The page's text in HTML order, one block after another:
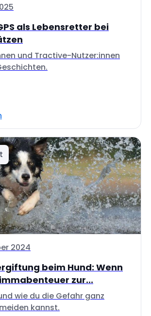
als Lebensretter bei
und Tractive-Nutzer:innen
2024
beim Hund: Wenn
zur...
wie du die Gefahr ganz
kannst.